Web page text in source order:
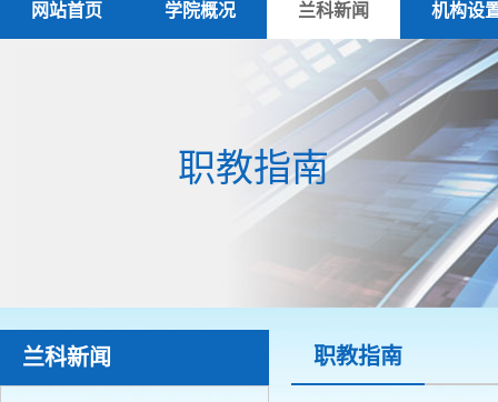
网站首页 学院概况 兰科新闻 机构设
职教指南
兰科新闻 职教指南